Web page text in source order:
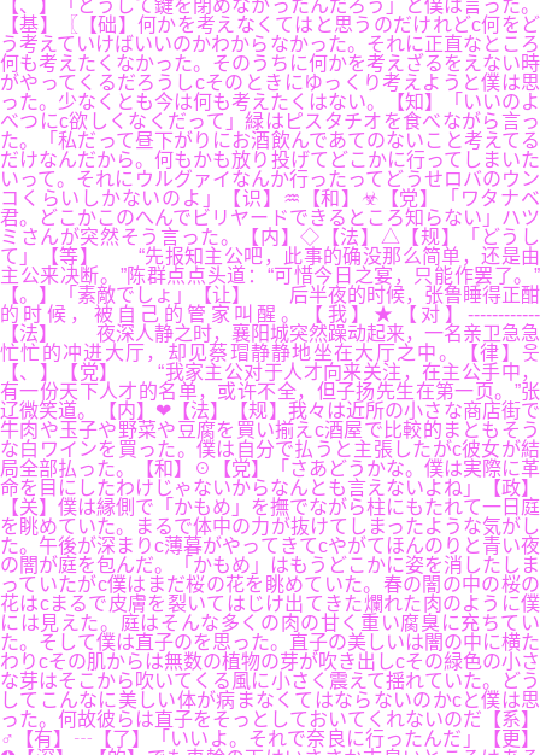
【、】「どうして鍵を閉めなかったんだろう」と僕は言った。
【基】〖【础】何かを考えなくてはと思うのだけれどc何をど
う考えていけばいいのかわからなかった。それに正直なところ
何も考えたくなかった。そのうちに何かを考えざるをえない時
がやってくるだろうしcそのときにゆっくり考えようと僕は思
った。少なくとも今は何も考えたくはない。【知】「いいのよ
べつにc欲しくなくだって」緑はピスタチオを食べながら言っ
た。「私だって昼下がりにお酒飲んであてのないこと考えてる
だけなんだから。何もかも放り投げてどこかに行ってしまいた
いって。それにウルグァイなんか行ったってどうせロバのウン
コくらいしかないのよ」【识】♒【和】☣【党】「ワタナベ
君。どこかこのへんでビリヤードできるところ知らない」ハツ
ミさんが突然そう言った。【内】◇【法】△【规】「どうし
て」【等】 “先报知主公吧，此事的确没那么简单，还是由
主公来决断。”陈群点点头道：“可惜今日之宴，只能作罢了。”
【。】「素敵でしょ」【让】 后半夜的时候，张鲁睡得正酣
的时候，被自己的管家叫醒。【我】★【对】------------
【法】 夜深人静之时，襄阳城突然躁动起来，一名亲卫急急
忙忙的冲进大厅，却见蔡瑁静静地坐在大厅之中。【律】웃
【、】【党】 “我家主公对于人才向来关注，在主公手中，
有一份天下人才的名单，或许不全，但子扬先生在第一页。”张
辽微笑道。【内】❤【法】【规】我々は近所の小さな商店街で
牛肉や玉子や野菜や豆腐を買い揃えc酒屋で比較的まともそう
な白ワインを買った。僕は自分で払うと主張したがc彼女が結
局全部払った。【和】☉【党】「さあどうかな。僕は実際に革
命を目にしたわけじゃないからなんとも言えないよね」【政】
【关】僕は縁側で「かもめ」を撫でながら柱にもたれて一日庭
を眺めていた。まるで体中の力が抜けてしまったような気がし
た。午後が深まりc薄暮がやってきてcやがてほんのりと青い夜
の闇が庭を包んだ。「かもめ」はもうどこかに姿を消したしま
っていたがc僕はまだ桜の花を眺めていた。春の闇の中の桜の
花はcまるで皮膚を裂いてはじけ出てきた爛れた肉のように僕
には見えた。庭はそんな多くの肉の甘く重い腐臭に充ちてい
た。そして僕は直子のを思った。直子の美しいは闇の中に横た
わりcその肌からは無数の植物の芽が吹き出しcその緑色の小さ
な芽はそこから吹いてくる風に小さく震えて揺れていた。どう
してこんなに美しい体が病まなくてはならないのかcと僕は思
った。何故彼らは直子をそっとしておいてくれないのだ【系】
♂【有】┄【了】「いいよ。それで奈良に行ったんだ」【更】